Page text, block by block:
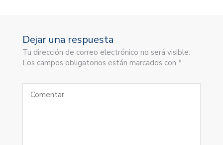
Dejar una respuesta
Tu dirección de correo electrónico no será visible.
Los campos obligatorios están marcados con *